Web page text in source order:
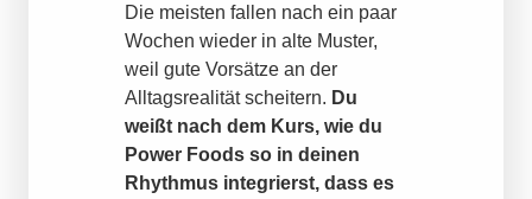
Die meisten fallen nach ein paar
Wochen wieder in alte Muster,
weil gute Vorsätze an der
Alltagsrealität scheitern. Du
weißt nach dem Kurs, wie du
Power Foods so in deinen
Rhythmus integrierst, dass es